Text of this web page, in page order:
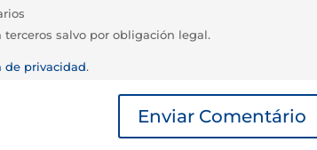
salvo por obligación legal.
de privacidad.